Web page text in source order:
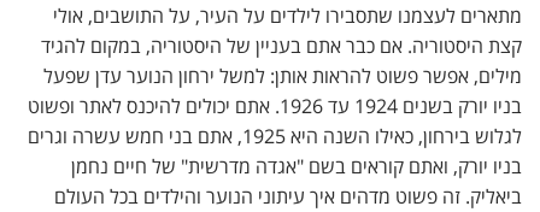
מתארים לעצמנו שתסבירו לילדים על העיר, על התושבים, אולי
קצת היסטוריה. אם כבר אתם בעניין של היסטוריה, במקום להגיד
מילים, אפשר פשוט להראות אותן: למשל ירחון הנוער עדן שפעל
בניו יורק בשנים 1924 עד 1926. אתם יכולים להיכנס לאתר ופשוט
לגלוש בירחון, כאילו השנה היא 1925, אתם בני חמש עשרה וגרים
בניו יורק, ואתם קוראים בשם "אגדה מדרשית" של חיים נחמן
ביאליק. זה פשוט מדהים איך עיתוני הנוער והילדים בכל העולם